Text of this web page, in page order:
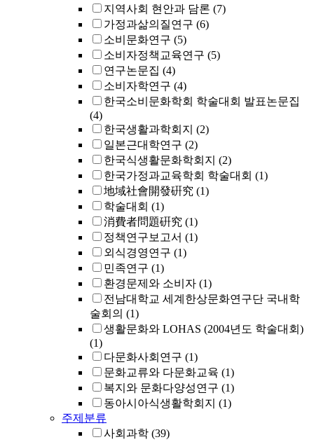
지역사회 현안과 담론 (7)
가정과삶의질연구 (6)
소비문화연구 (5)
소비자정책교육연구 (5)
연구논문집 (4)
소비자학연구 (4)
한국소비문화학회 학술대회 발표논문집
(4)
한국생활과학회지 (2)
일본근대학연구 (2)
한국식생활문화학회지 (2)
한국가정과교육학회 학술대회 (1)
地域社會開發硏究 (1)
학술대회 (1)
消費者問題硏究 (1)
정책연구보고서 (1)
외식경영연구 (1)
민족연구 (1)
환경문제와 소비자 (1)
전남대학교 세계한상문화연구단 국내학
술회의 (1)
생활문화와 LOHAS (2004년도 학술대회)
(1)
다문화사회연구 (1)
문화교류와 다문화교육 (1)
복지와 문화다양성연구 (1)
동아시아식생활학회지 (1)
주제분류
사회과학 (39)